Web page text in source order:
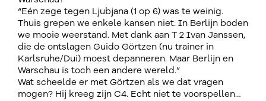
“Eén zege tegen Ljubjana (1 op 6) was te weinig.
Thuis grepen we enkele kansen niet. In Berlijn boden
we mooie weerstand. Met dank aan T 2 Ivan Janssen,
die de ontslagen Guido Görtzen (nu trainer in
Karlsruhe/Dui) moest depanneren. Maar Berlijn en
Warschau is toch een andere wereld.”
Wat scheelde er met Görtzen als we dat vragen
mogen? Hij kreeg zijn C4. Echt niet te voorspellen…